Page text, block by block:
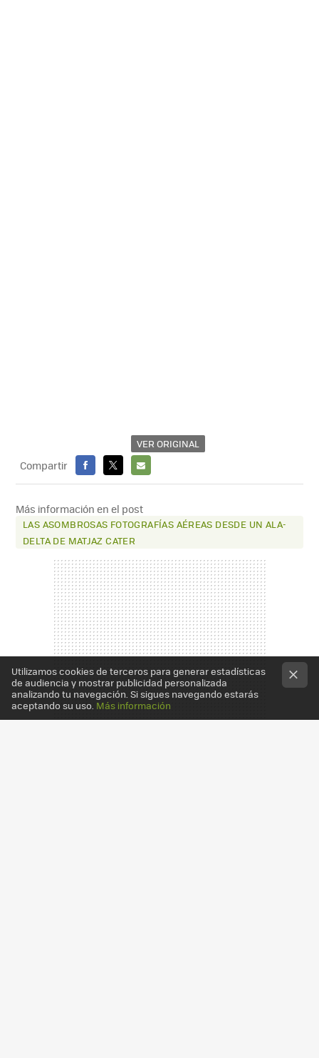
VER ORIGINAL
Compartir
FACEBOOK
X
E-
MAIL
Más información en el post
LAS ASOMBROSAS FOTOGRAFÍAS AÉREAS DESDE UN ALA-
DELTA DE MATJAZ CATER
Utilizamos cookies de terceros para generar estadísticas
de audiencia y mostrar publicidad personalizada
analizando tu navegación. Si sigues navegando estarás
aceptando su uso. Más información